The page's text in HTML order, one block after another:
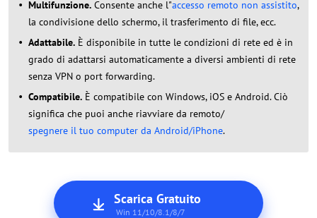
Multifunzione. Consente anche l"accesso remoto non assistito,
la condivisione dello schermo, il trasferimento di file, ecc.
Adattabile. È disponibile in tutte le condizioni di rete ed è in
grado di adattarsi automaticamente a diversi ambienti di rete
senza VPN o port forwarding.
Compatibile. È compatibile con Windows, iOS e Android. Ciò
significa che puoi anche riavviare da remoto/
spegnere il tuo computer da Android/iPhone.
Scarica Gratuito
Win 11/10/8.1/8/7